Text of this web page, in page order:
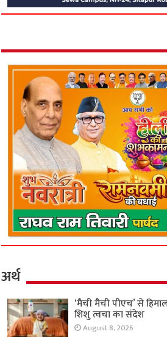
अर्थ
‘मैची मैची पीएच’ से
शिशु त्वचा का संदेश
August 8, 2026